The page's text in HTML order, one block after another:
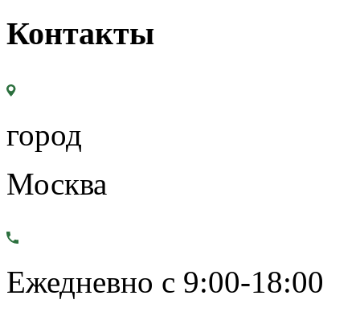
Контакты
город
Москва
Ежедневно с 9:00-18:00